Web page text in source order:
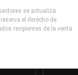
se actualiza
el derecho de
recipientes de la venta